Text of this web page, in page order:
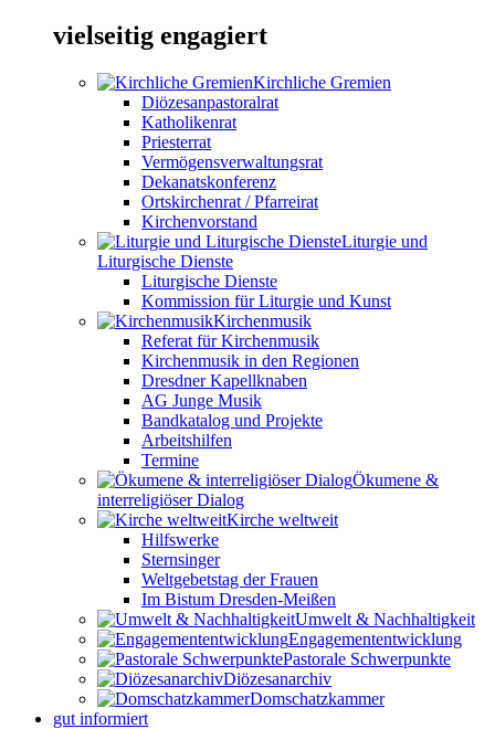
vielseitig engagiert
Kirchliche Gremien
Diözesanpastoralrat
Katholikenrat
Priesterrat
Vermögensverwaltungsrat
Dekanatskonferenz
Ortskirchenrat / Pfarreirat
Kirchenvorstand
Liturgie und
Liturgische Dienste
Liturgische Dienste
Kommission für Liturgie und Kunst
Kirchenmusik
Referat für Kirchenmusik
Kirchenmusik in den Regionen
Dresdner Kapellknaben
AG Junge Musik
Bandkatalog und Projekte
Arbeitshilfen
Termine
Ökumene &
interreligiöser Dialog
Kirche weltweit
Hilfswerke
Sternsinger
Weltgebetstag der Frauen
Im Bistum Dresden-Meißen
Umwelt & Nachhaltigkeit
Engagemententwicklung
Pastorale Schwerpunkte
Diözesanarchiv
Domschatzkammer
gut informiert